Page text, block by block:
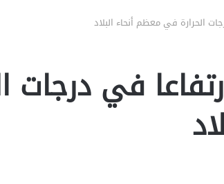
الحرارة في معظم أنحاء البلاد
في درجات